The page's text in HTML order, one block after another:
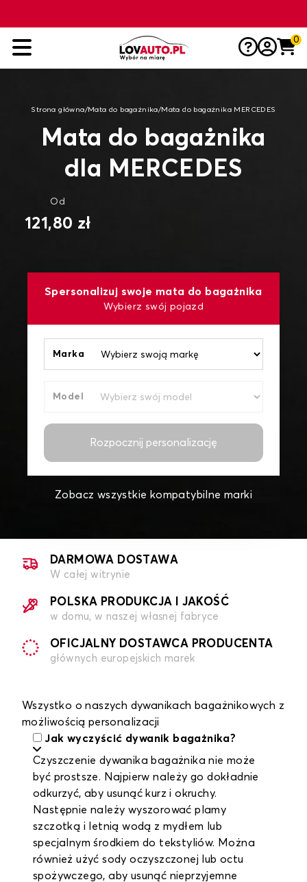
0
Strona główna/Mata do bagażnika/ Mata do bagażnika MERCEDES
Mata do bagażnika
dla MERCEDES
Od
121,80 zł
Spersonalizuj swoje mata do bagażnika
Wybierz swój pojazd
Marka
Model
Rozpocznij personalizację
Zobacz wszystkie kompatybilne marki
DARMOWA DOSTAWA
W całej witrynie
POLSKA PRODUKCJA I JAKOŚĆ
w domu, w naszej własnej fabryce
OFICJALNY DOSTAWCA PRODUCENTA
głównych europejskich marek
Wszystko o naszych dywanikach bagażnikowych z
możliwością personalizacji
Jak wyczyścić dywanik bagażnika?
Czyszczenie dywanika bagażnika nie może
być prostsze. Najpierw należy go dokładnie
odkurzyć, aby usunąć kurz i okruchy.
Następnie należy wyszorować plamy
szczotką i letnią wodą z mydłem lub
specjalnym środkiem do tekstyliów. Można
również użyć sody oczyszczonej lub octu
spożywczego, aby usunąć nieprzyjemne